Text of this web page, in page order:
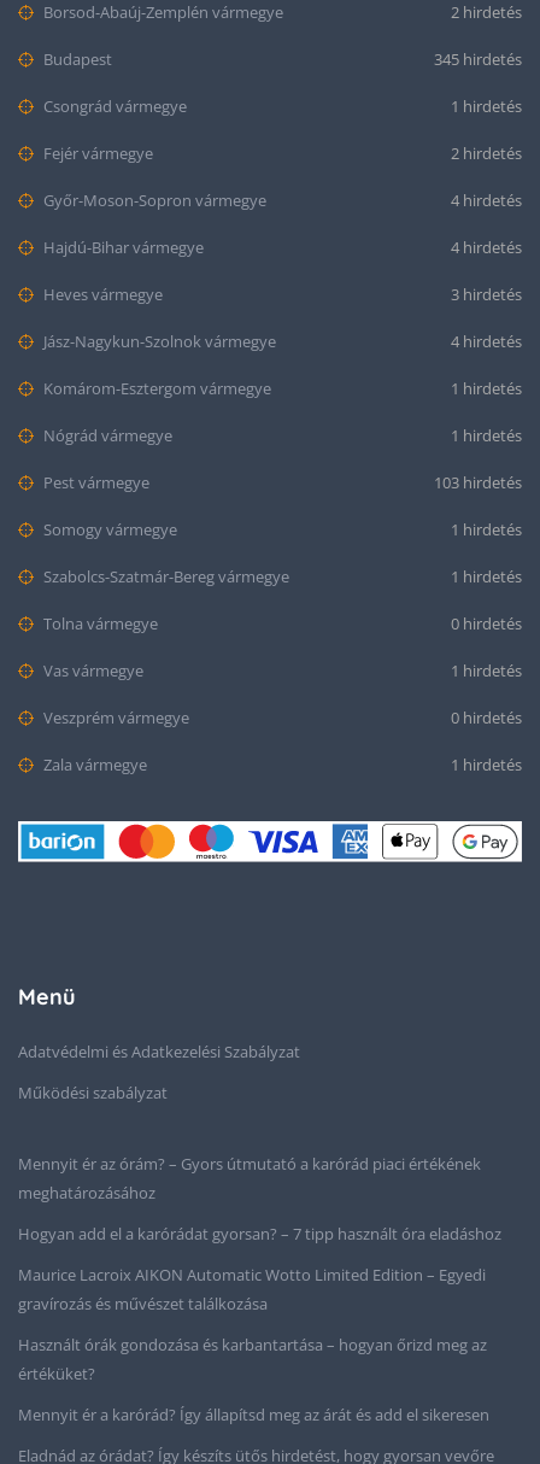
Borsod-Abaúj-Zemplén vármegye 2 hirdetés
Budapest 345 hirdetés
Csongrád vármegye 1 hirdetés
Fejér vármegye 2 hirdetés
Győr-Moson-Sopron vármegye 4 hirdetés
Hajdú-Bihar vármegye 4 hirdetés
Heves vármegye 3 hirdetés
Jász-Nagykun-Szolnok vármegye 4 hirdetés
Komárom-Esztergom vármegye 1 hirdetés
Nógrád vármegye 1 hirdetés
Pest vármegye 103 hirdetés
Somogy vármegye 1 hirdetés
Szabolcs-Szatmár-Bereg vármegye 1 hirdetés
Tolna vármegye 0 hirdetés
Vas vármegye 1 hirdetés
Veszprém vármegye 0 hirdetés
Zala vármegye 1 hirdetés
Menü
Adatvédelmi és Adatkezelési Szabályzat
Működési szabályzat
Mennyit ér az órám? – Gyors útmutató a karórád piaci értékének
meghatározásához
Hogyan add el a karórádat gyorsan? – 7 tipp használt óra eladáshoz
Maurice Lacroix AIKON Automatic Wotto Limited Edition – Egyedi
gravírozás és művészet találkozása
Használt órák gondozása és karbantartása – hogyan őrizd meg az
értéküket?
Mennyit ér a karórád? Így állapítsd meg az árát és add el sikeresen
Eladnád az órádat? Így készíts ütős hirdetést, hogy gyorsan vevőre